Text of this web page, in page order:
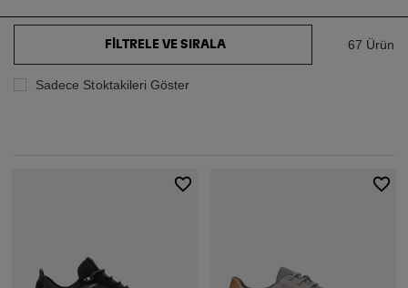
Sadece Stoktakileri Göster
FILTRELE VE SIRALA 67 Ürün